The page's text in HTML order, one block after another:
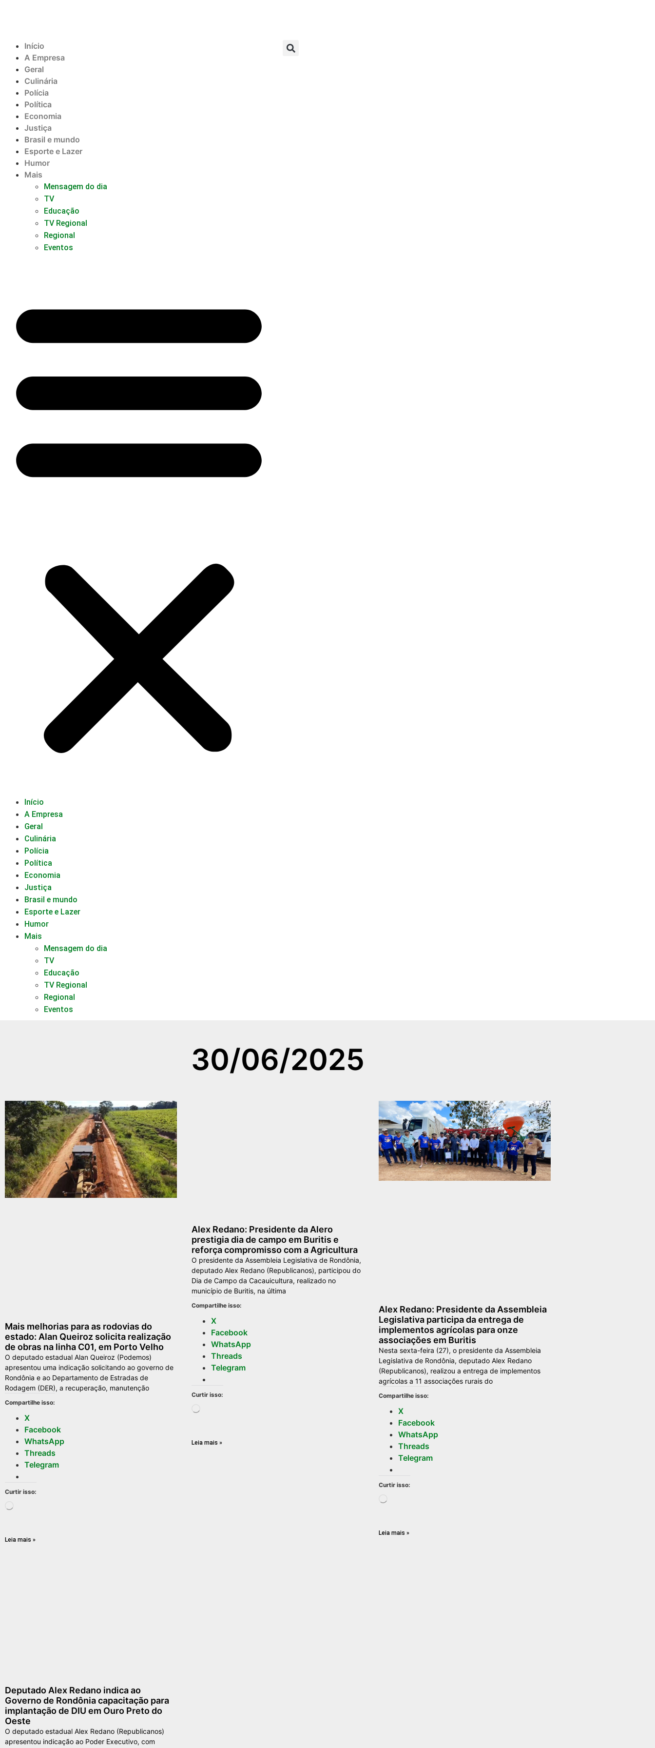
Início
A Empresa
Geral
Culinária
Polícia
Política
Economia
Justiça
Brasil e mundo
Esporte e Lazer
Humor
Mais
Mensagem do dia
TV
Educação
TV Regional
Regional
Eventos
Início
A Empresa
Geral
Culinária
Polícia
Política
Economia
Justiça
Brasil e mundo
Esporte e Lazer
Humor
Mais
Mensagem do dia
TV
Educação
TV Regional
Regional
Eventos
30/06/2025
Mais melhorias para as rodovias do
estado: Alan Queiroz solicita realização
de obras na linha C01, em Porto Velho
O deputado estadual Alan Queiroz (Podemos)
apresentou uma indicação solicitando ao governo de
Rondônia e ao Departamento de Estradas de
Rodagem (DER), a recuperação, manutenção
Compartilhe isso:
X
Facebook
WhatsApp
Threads
Telegram
Curtir isso:
Leia mais »
Alex Redano: Presidente da Alero
prestigia dia de campo em Buritis e
reforça compromisso com a Agricultura
O presidente da Assembleia Legislativa de Rondônia,
deputado Alex Redano (Republicanos), participou do
Dia de Campo da Cacauicultura, realizado no
município de Buritis, na última
Compartilhe isso:
X
Facebook
WhatsApp
Threads
Telegram
Curtir isso:
Leia mais »
Alex Redano: Presidente da Assembleia
Legislativa participa da entrega de
implementos agrícolas para onze
associações em Buritis
Nesta sexta-feira (27), o presidente da Assembleia
Legislativa de Rondônia, deputado Alex Redano
(Republicanos), realizou a entrega de implementos
agrícolas a 11 associações rurais do
Compartilhe isso:
X
Facebook
WhatsApp
Threads
Telegram
Curtir isso:
Leia mais »
Deputado Alex Redano indica ao
Governo de Rondônia capacitação para
implantação de DIU em Ouro Preto do
Oeste
O deputado estadual Alex Redano (Republicanos)
apresentou indicação ao Poder Executivo, com